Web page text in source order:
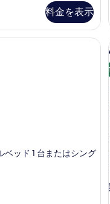
料金を表示
with Rollaway Bed | セーフ
ベッド 1 台またはシング